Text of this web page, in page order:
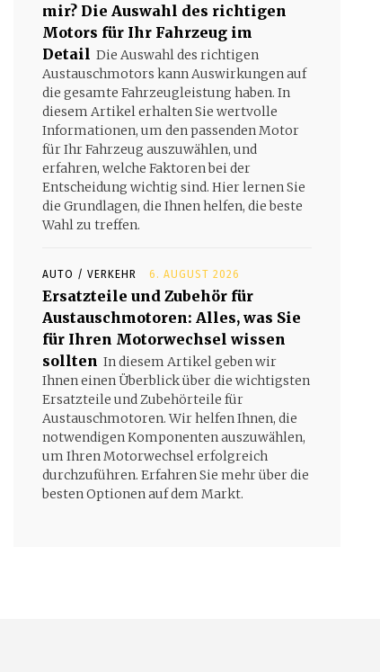
mir? Die Auswahl des richtigen
Motors für Ihr Fahrzeug im
Detail Die Auswahl des richtigen
Austauschmotors kann Auswirkungen auf
die gesamte Fahrzeugleistung haben. In
diesem Artikel erhalten Sie wertvolle
Informationen, um den passenden Motor
für Ihr Fahrzeug auszuwählen, und
erfahren, welche Faktoren bei der
Entscheidung wichtig sind. Hier lernen Sie
die Grundlagen, die Ihnen helfen, die beste
Wahl zu treffen.
AUTO / VERKEHR 6. AUGUST 2026
Ersatzteile und Zubehör für
Austauschmotoren: Alles, was Sie
für Ihren Motorwechsel wissen
sollten In diesem Artikel geben wir
Ihnen einen Überblick über die wichtigsten
Ersatzteile und Zubehörteile für
Austauschmotoren. Wir helfen Ihnen, die
notwendigen Komponenten auszuwählen,
um Ihren Motorwechsel erfolgreich
durchzuführen. Erfahren Sie mehr über die
besten Optionen auf dem Markt.